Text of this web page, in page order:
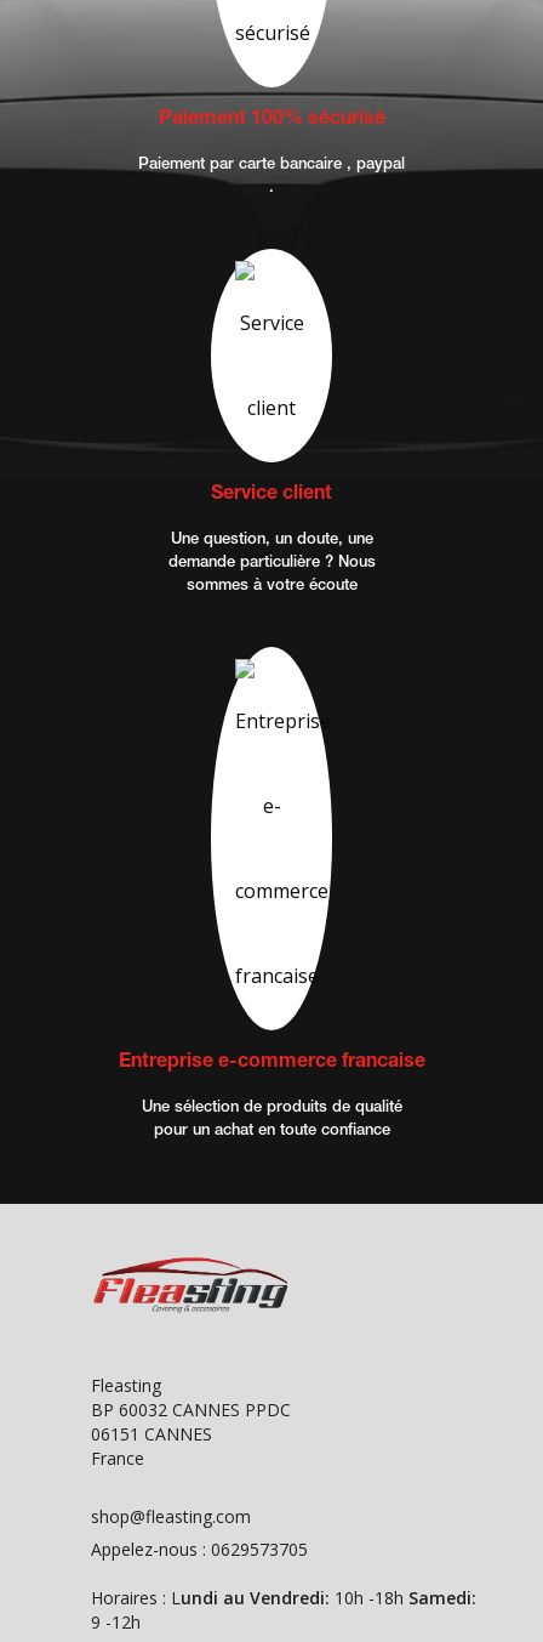
Paiement 100% sécurisé
Paiement par carte bancaire , paypal
.
Service client
Une question, un doute, une
demande particulière ? Nous
sommes à votre écoute
Entreprise e-commerce francaise
Une sélection de produits de qualité
pour un achat en toute confiance
Fleasting
BP 60032 CANNES PPDC
06151 CANNES
France
shop@fleasting.com
Appelez-nous : 0629573705
Horaires : Lundi au Vendredi: 10h -18h Samedi:
9 -12h